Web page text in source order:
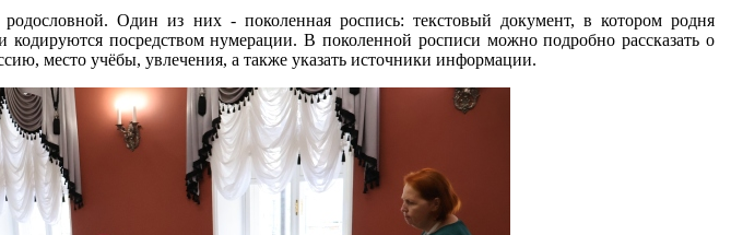
Один из них - поколенная роспись: текстовый документ, в котором родня
посредством нумерации. В поколенной росписи можно подробно рассказать о
место учёбы, увлечения, а также указать источники информации.